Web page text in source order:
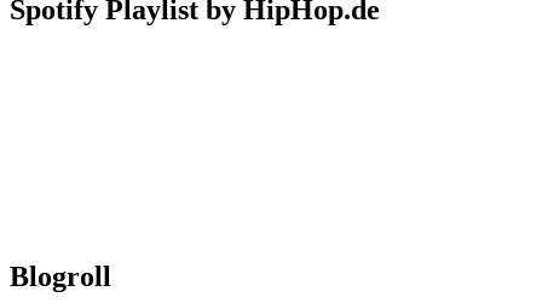
Spotify Playlist by HipHop.de
Blogroll